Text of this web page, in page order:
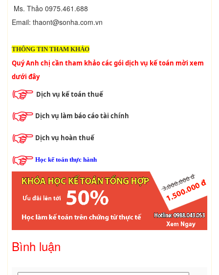
Ms. Thảo 0975.461.688
Email: thaont@sonha.com.vn
THÔNG TIN THAM KHẢO
Quý Anh chị cần tham khảo các gói dịch vụ kế toán mời xem
dưới đây
Dịch vụ kế toán thuế
Dịch vụ làm báo cáo tài chính
Dịch vụ hoàn thuế
Học kế toán thực hành
Bình luận